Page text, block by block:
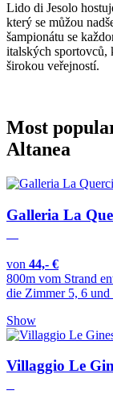
Lido di Jesolo
který se můžou
šampionátu se
italských sportovců,
širokou veřejností.
Most
Altanea
Galleria La
von 44,- €
800m vom Strand
die Zimmer 5, 6 und
Show
Villaggio Le